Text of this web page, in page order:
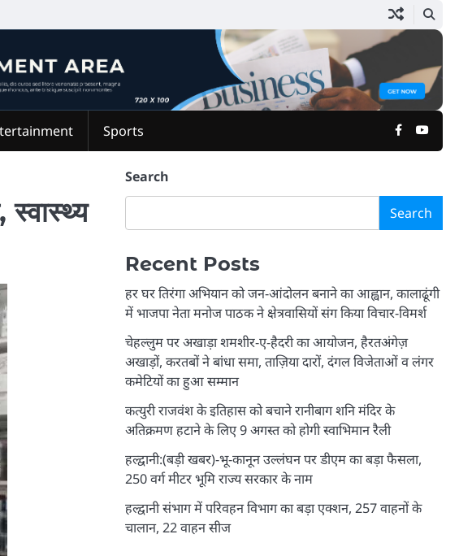
Sports Facebook
स्वास्थ्य
Search
Search
Recent Posts
हर घर तिरंगा अभियान को जन-आंदोलन बनाने का आह्वान, कालाढूंगी
में भाजपा नेता मनोज पाठक ने क्षेत्रवासियों संग किया विचार-विमर्श
चेहल्लुम पर अखाड़ा शमशीर-ए-हैदरी का आयोजन, हैरतअंगेज़
अखाड़ों, करतबों ने बांधा समा, ताज़िया दारों, दंगल विजेताओं व लंगर
कमेटियों का हुआ सम्मान
कत्युरी राजवंश के इतिहास को बचाने रानीबाग शनि मंदिर के
अतिक्रमण हटाने के लिए 9 अगस्त को होगी स्वाभिमान रैली
हल्द्वानी:(बड़ी खबर)-भू-कानून उल्लंघन पर डीएम का बड़ा फैसला,
250 वर्ग मीटर भूमि राज्य सरकार के नाम
हल्द्वानी संभाग में परिवहन विभाग का बड़ा एक्शन, 257 वाहनों के
चालान, 22 वाहन सीज